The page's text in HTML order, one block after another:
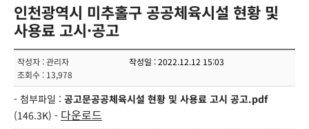
인천광역시 미추홀구 공공체육시설 현황 및
사용료 고시·공고
작성자 : 관리자
작성일 : 2022.12.12 15:03
조회수 : 13,978
- 첨부파일 : 공고문공공체육시설 현황 및 사용료 고시 공고.pdf
(146.3K) - 다운로드